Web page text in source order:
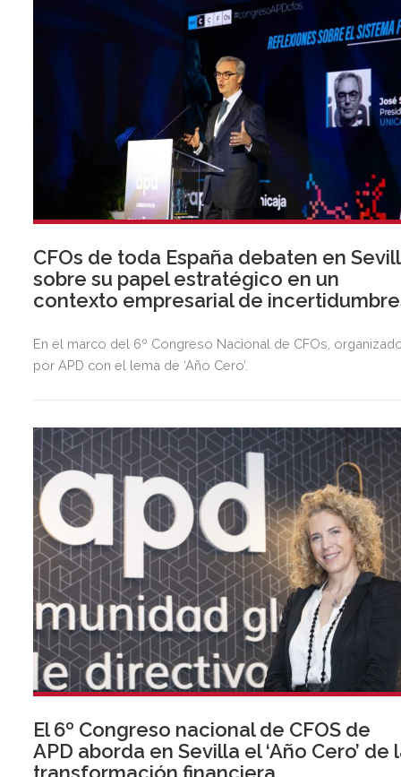
CFOs de toda España debaten en
sobre su papel estratégico en un
contexto empresarial de
En el marco del 6º Congreso Nacional de CFOs,
por APD con el lema de ‘Año Cero’.
El 6º Congreso nacional de CFOS de
APD aborda en Sevilla el ‘Año Cero’ de
transformación financiera